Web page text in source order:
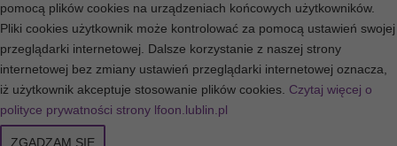
pomocą plików cookies na urządzeniach końcowych użytkowników.
Pliki cookies użytkownik może kontrolować za pomocą ustawień swojej
przeglądarki internetowej. Dalsze korzystanie z naszej strony
internetowej bez zmiany ustawień przeglądarki internetowej oznacza,
iż użytkownik akceptuje stosowanie plików cookies. Czytaj więcej o
polityce prywatności strony lfoon.lublin.pl
ZGADZAM SIĘ